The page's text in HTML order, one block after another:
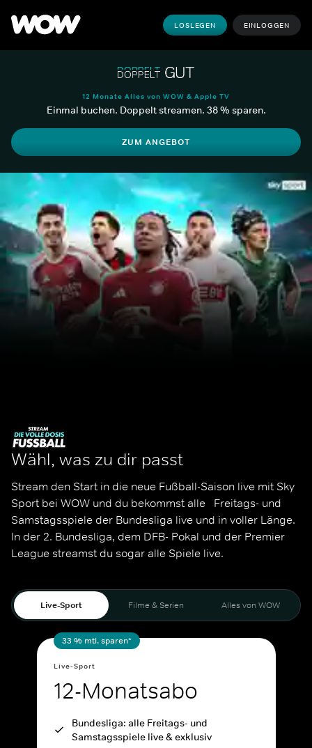
LOSLEGEN EINLOGGEN
12 Monate Alles von WOW & Apple TV
Einmal buchen. Doppelt streamen. 38 % sparen.
ZUM ANGEBOT
Wähl, was zu dir passt
Stream den Start in die neue Fußball-Saison live mit Sky
Sport bei WOW und du bekommst alle   Freitags- und
Samstagsspiele der Bundesliga live und in voller Länge.
In der 2. Bundesliga, dem DFB- Pokal und der Premier
League streamst du sogar alle Spiele live.
Live-Sport Filme & Serien Alles von WOW
33 % mtl. sparen*
Live-Sport
12-Monatsabo
Bundesliga: alle Freitags- und
Samstagsspiele live & exklusiv